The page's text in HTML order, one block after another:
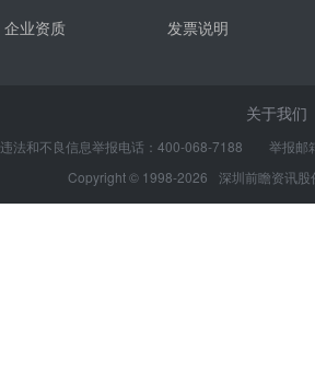
企业资质
发票说明
关于我们
违法和不良信息举报电话：400-068-7188 举报
Copyright © 1998-2026
深圳前瞻资讯股